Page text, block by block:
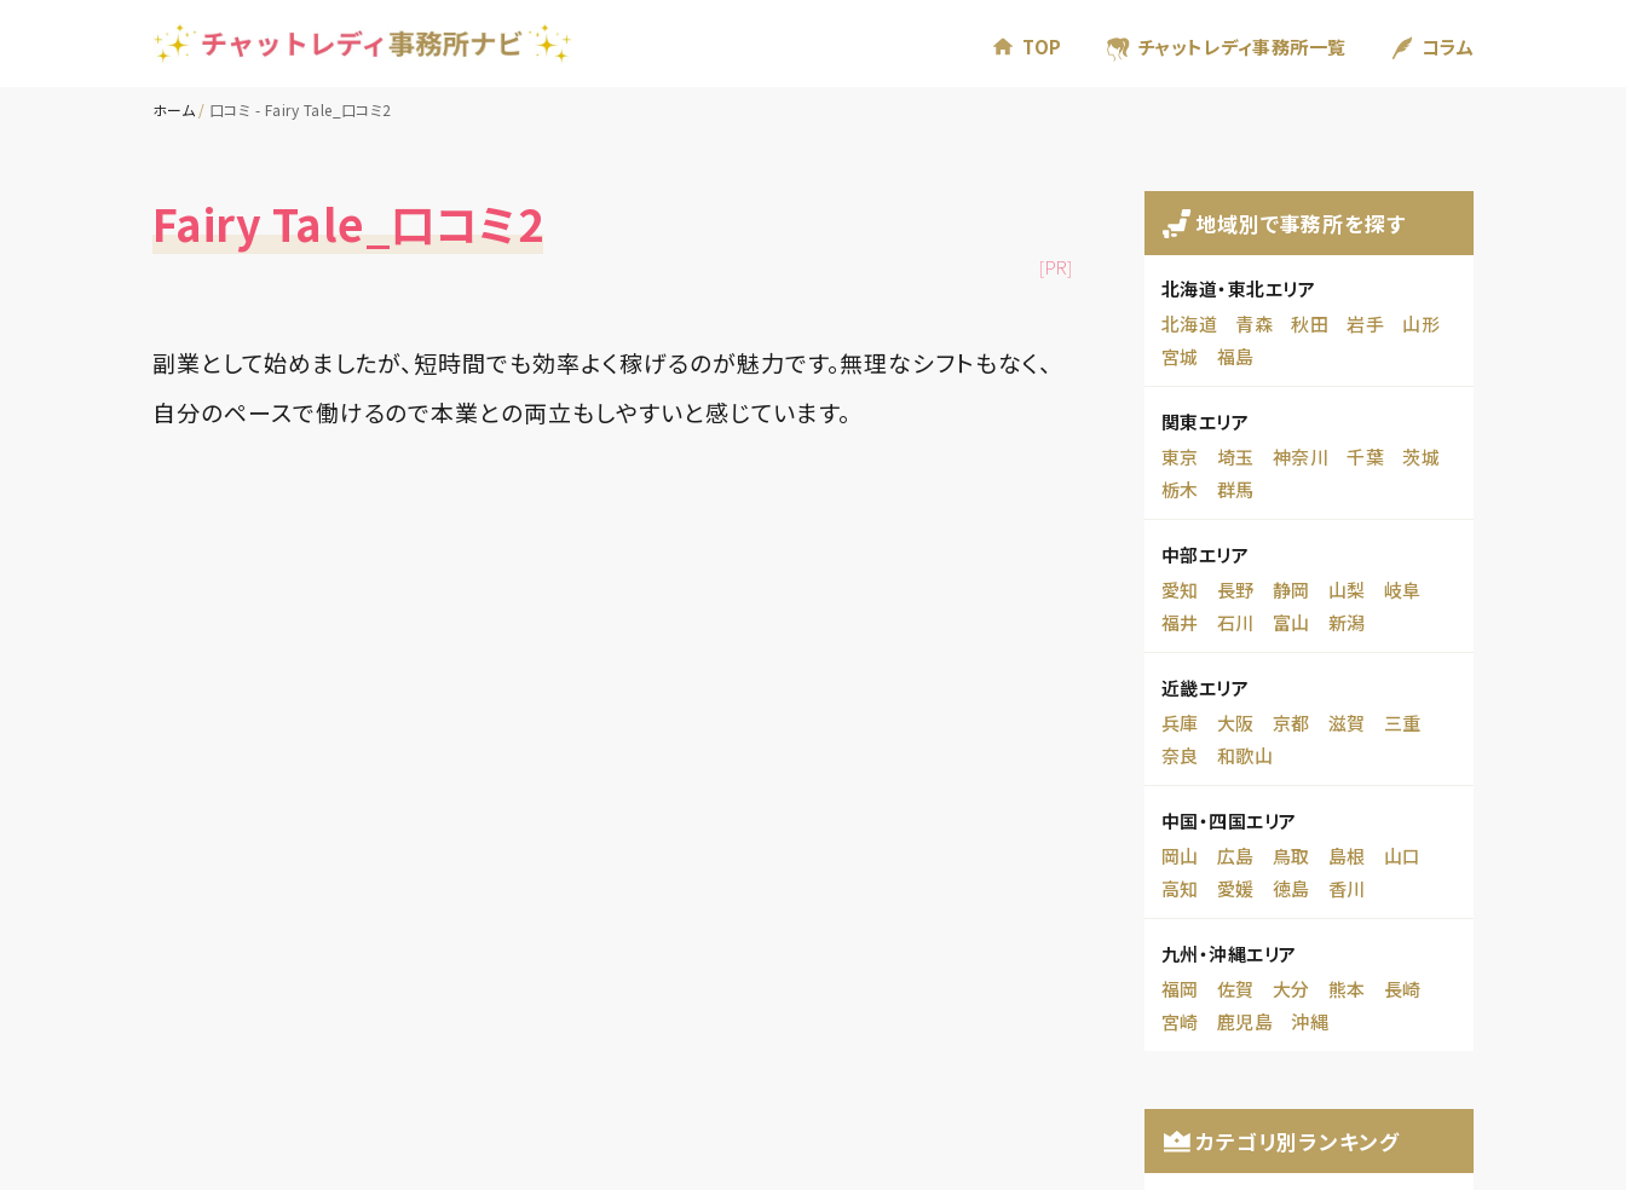
TOP チャットレディ事務所一覧 コラム
ホーム 口コミ - Fairy Tale_口コミ2
Fairy Tale_口コミ2
[PR]
副業として始めましたが、短時間でも効率よく稼げるのが魅力です。無理なシフトもなく、
自分のペースで働けるので本業との両立もしやすいと感じています。
地域別で事務所を探す
北海道・東北エリア
北海道
青森 秋田 岩手
山形
宮城
福島
関東エリア
東京
埼玉 神奈川 千葉
茨城
栃木
群馬
中部エリア
愛知
長野 静岡 山梨
岐阜
福井
石川 富山 新潟
近畿エリア
兵庫
大阪 京都 滋賀
三重
奈良
和歌山
中国・四国エリア
岡山
広島 鳥取 島根
山口
高知
愛媛 徳島 香川
九州・沖縄エリア
福岡
佐賀 大分 熊本
長崎
宮崎
鹿児島 沖縄
カテゴリ別ランキング